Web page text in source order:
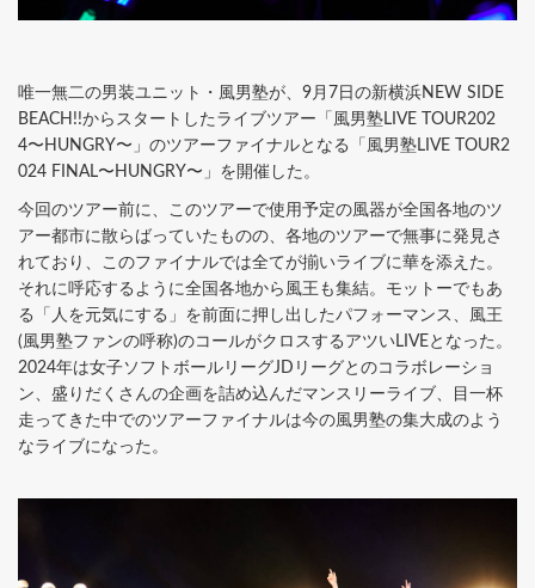
唯一無二の男装ユニット・風男塾が、9月7日の新横浜NEW SIDE
BEACH!!からスタートしたライブツアー「風男塾LIVE TOUR202
4〜HUNGRY〜」のツアーファイナルとなる「風男塾LIVE TOUR2
024 FINAL〜HUNGRY〜」を開催した。
今回のツアー前に、このツアーで使用予定の風器が全国各地のツ
アー都市に散らばっていたものの、各地のツアーで無事に発見さ
れており、このファイナルでは全てが揃いライブに華を添えた。
それに呼応するように全国各地から風王も集結。モットーでもあ
る「人を元気にする」を前面に押し出したパフォーマンス、風王
(風男塾ファンの呼称)のコールがクロスするアツいLIVEとなった。
2024年は女子ソフトボールリーグJDリーグとのコラボレーショ
ン、盛りだくさんの企画を詰め込んだマンスリーライブ、目一杯
走ってきた中でのツアーファイナルは今の風男塾の集大成のよう
なライブになった。